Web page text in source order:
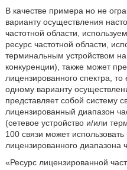
В качестве примера но не
варианту осуществления
частотной области,
ресурс частотной области,
терминальным устройством
конкуренции), также может
лицензированного спектра,
одному варианту
представляет собой систему
лицензированный диапазон
(сетевое устройство и/или
100 связи может использовать
лицензированного диапазона
«Ресурс лицензированной